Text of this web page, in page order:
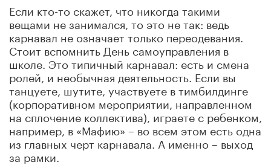
Если кто-то скажет, что никогда такими
вещами не занимался, то это не так: ведь
карнавал не означает только переодевания.
Стоит вспомнить День самоуправления в
школе. Это типичный карнавал: есть и смена
ролей, и необычная деятельность. Если вы
танцуете, шутите, участвуете в тимбилдинге
(корпоративном мероприятии, направленном
на сплочение коллектива), играете с ребенком,
например, в «Мафию» – во всем этом есть одна
из главных черт карнавала. А именно – выход
за рамки.